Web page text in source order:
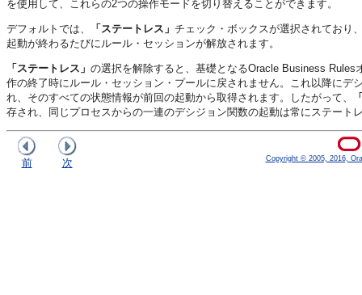
を使用して、これらの2つの操作モードを切り替えることができます。
デフォルトでは、 「ステートレス」 チェック・ボックスが選択されており
起動が終わるたびにルール・セッションが解放されます。
「ステートレス」 の選択を解除すると、基礎となるOracle Business
作の終了時にルール・セッション・プールに戻されません。これ以降に
れ、そのすべての状態情報が前回の起動から取得されます。したがって、
存され、同じプロセスからの一連のデシジョン関数の起動は常にステート
前 次 Copyright © 2005, 2016,